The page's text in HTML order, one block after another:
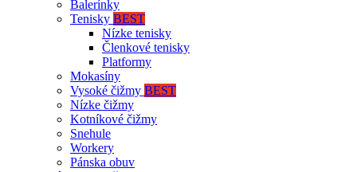
Balerínky
Tenisky BEST
Nízke tenisky
Členkové tenisky
Platformy
Mokasíny
Vysoké čižmy BEST
Nízke čižmy
Kotníkové čižmy
Snehule
Workery
Pánska obuv